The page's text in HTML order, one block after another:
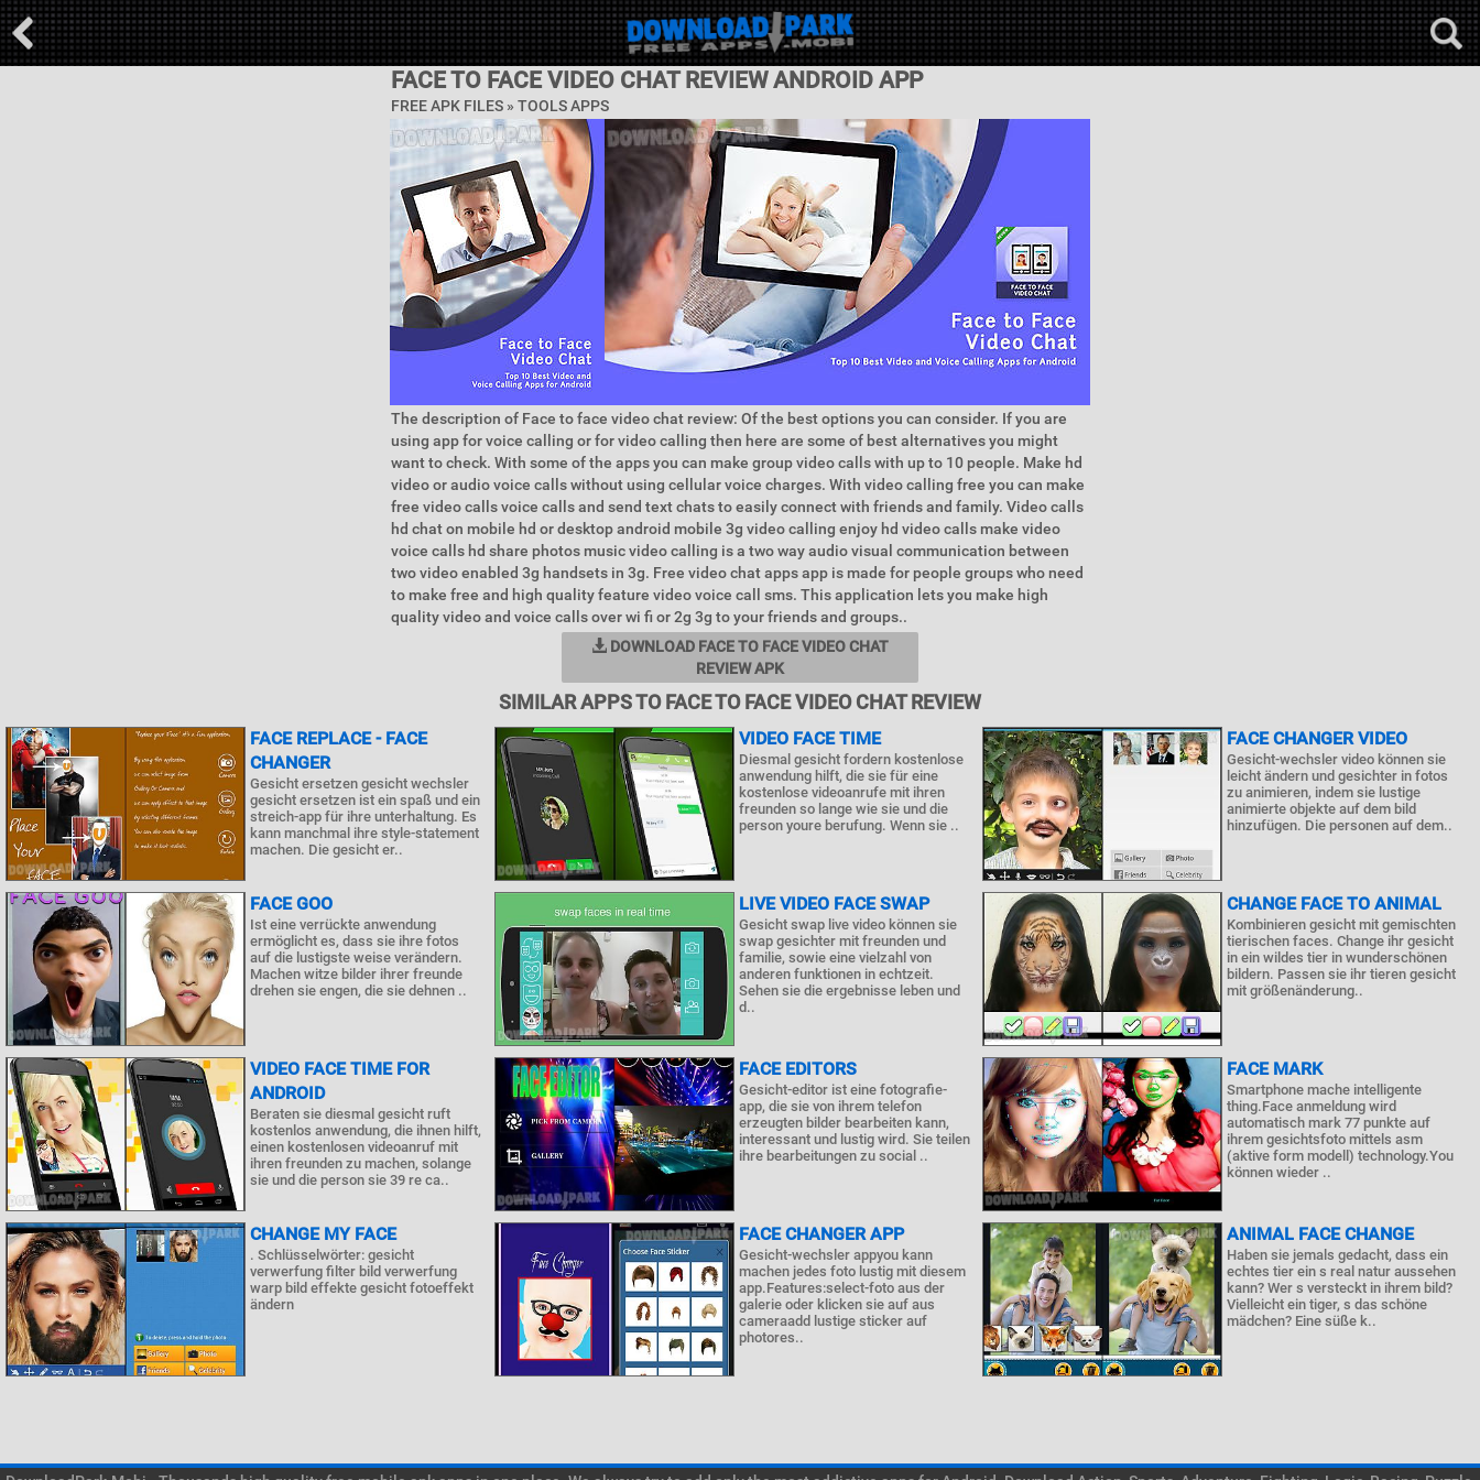
FACE TO FACE VIDEO CHAT REVIEW ANDROID APP
FREE APK FILES » TOOLS APPS
The description of Face to face video chat review: Of the best options you can consider. If you are
using app for voice calling or for video calling then here are some of best alternatives you might
want to check. With some of the apps you can make group video calls with up to 10 people. Make hd
video or audio voice calls without using cellular voice charges. With video calling free you can make
free video calls voice calls and send text chats to easily connect with friends and family. Video calls
hd chat on mobile hd or desktop android mobile 3g video calling enjoy hd video calls make video
voice calls hd share photos music video calling is a two way audio visual communication between
two video enabled 3g handsets in 3g. Free video chat apps app is made for people groups who need
to make free and high quality feature video voice call sms. This application lets you make high
quality video and voice calls over wi fi or 2g 3g to your friends and groups..
DOWNLOAD FACE TO FACE VIDEO CHAT
REVIEW APK
SIMILAR APPS TO FACE TO FACE VIDEO CHAT REVIEW
FACE REPLACE - FACE
CHANGER
Gesicht ersetzen gesicht wechsler
gesicht ersetzen ist ein spaß und ein
streich-app für ihre unterhaltung. Es
kann manchmal ihre style-statement
machen. Die gesicht er..
VIDEO FACE TIME
Diesmal gesicht fordern kostenlose
anwendung hilft, die sie für eine
kostenlose videoanrufe mit ihren
freunden so lange wie sie und die
person youre berufung. Wenn sie ..
FACE CHANGER VIDEO
Gesicht-wechsler video können sie
leicht ändern und gesichter in fotos
zu animieren, indem sie lustige
animierte objekte auf dem bild
hinzufügen. Die personen auf dem..
FACE GOO
Ist eine verrückte anwendung
ermöglicht es, dass sie ihre fotos
auf die lustigste weise verändern.
Machen witze bilder ihrer freunde
drehen sie engen, die sie dehnen ..
LIVE VIDEO FACE SWAP
Gesicht swap live video können sie
swap gesichter mit freunden und
familie, sowie eine vielzahl von
anderen funktionen in echtzeit.
Sehen sie die ergebnisse leben und
d..
CHANGE FACE TO ANIMAL
Kombinieren gesicht mit gemischten
tierischen faces. Change ihr gesicht
in ein wildes tier in wunderschönen
bildern. Passen sie ihr tieren gesicht
mit größenänderung..
VIDEO FACE TIME FOR
ANDROID
Beraten sie diesmal gesicht ruft
kostenlos anwendung, die ihnen hilft,
einen kostenlosen videoanruf mit
ihren freunden zu machen, solange
sie und die person sie 39 re ca..
FACE EDITORS
Gesicht-editor ist eine fotografie-
app, die sie von ihrem telefon
erzeugten bilder bearbeiten kann,
interessant und lustig wird. Sie teilen
ihre bearbeitungen zu social ..
FACE MARK
Smartphone mache intelligente
thing.Face anmeldung wird
automatisch mark 77 punkte auf
ihrem gesichtsfoto mittels asm
(aktive form modell) technology.You
können wieder ..
CHANGE MY FACE
. Schlüsselwörter: gesicht
verwerfung filter bild verwerfung
warp bild effekte gesicht fotoeffekt
ändern
FACE CHANGER APP
Gesicht-wechsler appyou kann
machen jedes foto lustig mit diesem
app.Features:select-foto aus der
galerie oder klicken sie auf aus
cameraadd lustige sticker auf
photores..
ANIMAL FACE CHANGE
Haben sie jemals gedacht, dass ein
echtes tier ein s real natur aussehen
kann? Wer s versteckt in ihrem bild?
Vielleicht ein tiger, s das schöne
mädchen? Eine süße k..